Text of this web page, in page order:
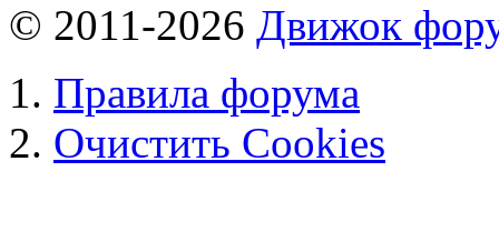
© 2011-2026 Движок
Правила форума
Очистить Cookies